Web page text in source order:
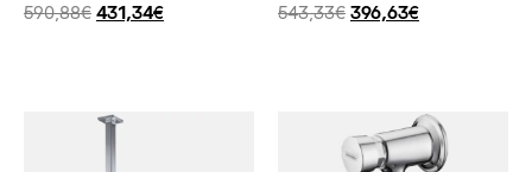
590,88€ 431,34€
543,33€ 396,63€